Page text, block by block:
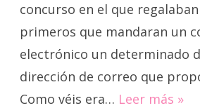
concurso en el que
primeros que mandaran un
electrónico un determinado
dirección de correo que
Como véis era… Leer más »